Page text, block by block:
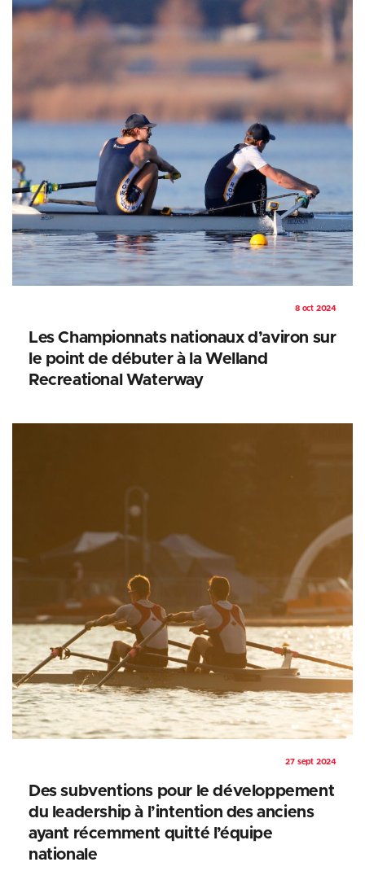
8 oct 2024
Les Championnats nationaux d’aviron sur
le point de débuter à la Welland
Recreational Waterway
27 sept 2024
Des subventions pour le développement
du leadership à l’intention des anciens
ayant récemment quitté l’équipe
nationale